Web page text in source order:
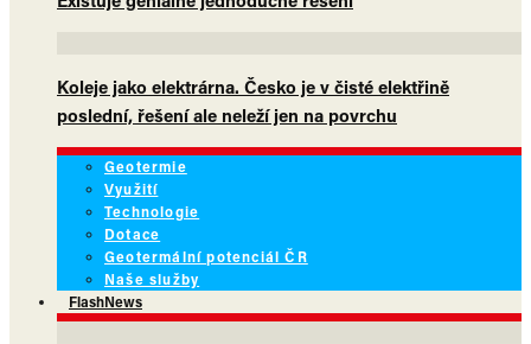
Koleje jako elektrárna. Česko je v čisté elektřině
poslední, řešení ale neleží jen na povrchu
Geotermie
Využití
Technologie
Dotace
Geotermální potenciál ČR
Naše služby
FlashNews